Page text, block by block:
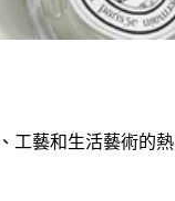
工藝和生活藝術的熱